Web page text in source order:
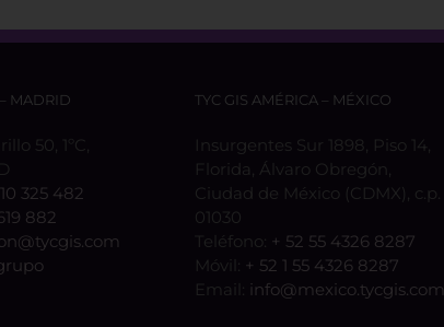
MADRID
50, 1ºC,
325 482
882
TYC GIS AMÉRICA – MÉXICO
Insurgentes Sur 1898, Piso 14,
Florida, Álvaro Obregón,
Ciudad de México (CDMX), c.p.
01030
Teléfono: + 52 55 4326 8287
Móvil: + 52 1 55 4326 8287
Email: info@mexico.tycgis.com